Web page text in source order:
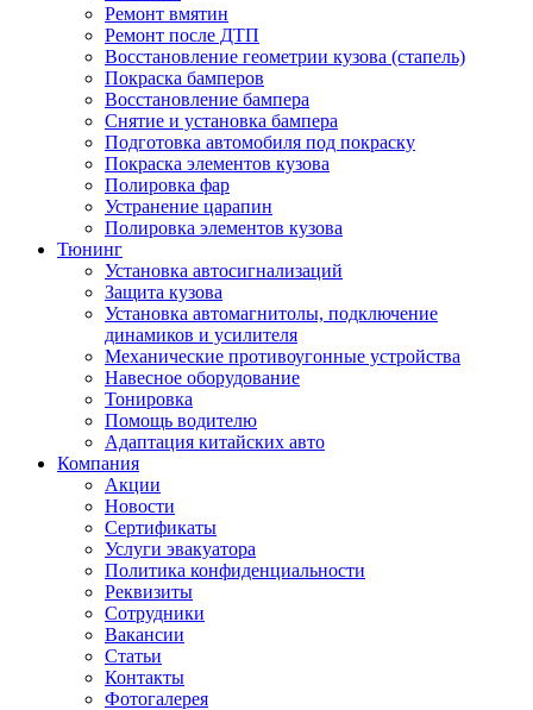
Ремонт вмятин
Ремонт после ДТП
Восстановление геометрии кузова (стапель)
Покраска бамперов
Восстановление бампера
Снятие и установка бампера
Подготовка автомобиля под покраску
Покраска элементов кузова
Полировка фар
Устранение царапин
Полировка элементов кузова
Тюнинг
Установка автосигнализаций
Защита кузова
Установка автомагнитолы, подключение
динамиков и усилителя
Механические противоугонные устройства
Навесное оборудование
Тонировка
Помощь водителю
Адаптация китайских авто
Компания
Акции
Новости
Сертификаты
Услуги эвакуатора
Политика конфиденциальности
Реквизиты
Сотрудники
Вакансии
Статьи
Контакты
Фотогалерея